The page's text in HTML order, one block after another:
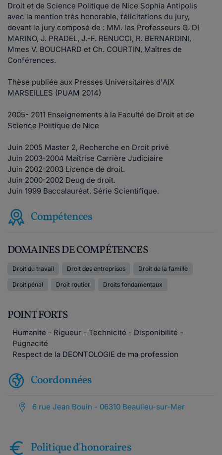
Droit et de Science Politique de Nice Sophia Antipolis
avec la mention très honorable, félicitations du jury,
devant le jury composé de : MM. les Professeurs G. DI
MARINO, J. PRADEL, J.-F. RENUCCI, R. BERNARDINI,
Mmes V. BOUCHARD et Ch. COURTIN, Maîtres de
Conférences.
Thèse publiée aux Presses Universitaires d'AIX
MARSEILLES (PUAM 2014)
2005- 2011 Enseignements à la Faculté de Droit et de
Science Politique de Nice
Juin 2005 Master 2, Recherche en Droit privé
Juin 2003-2004 Maîtrise Carrière Judiciaire
Juin 2002-2003 Licence de droit.
Juin 2000-2002 Deug de droit.
Juin 1999 Baccalauréat. Série Scientifique.
Compétences
DOMAINES DE COMPÉTENCES
Droit du travail Droit des entreprises Droit de la famille
Droit pénal Droit routier Droits fondamentaux
POINT FORTS
Humanité - Rigueur - Technicité - Disponibilité -
Pugnacité
Respect de la DEONTOLOGIE de ma profession
Coordonnées
6 rue Jean Bouin - 06310 Beaulieu-sur-Mer
Politique d'honoraires